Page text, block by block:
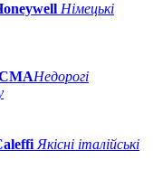
Німецькі
Недорогі
Якісні італійські